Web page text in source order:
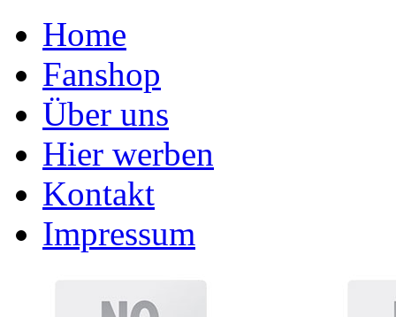
Home
Fanshop
Über uns
Hier werben
Kontakt
Impressum